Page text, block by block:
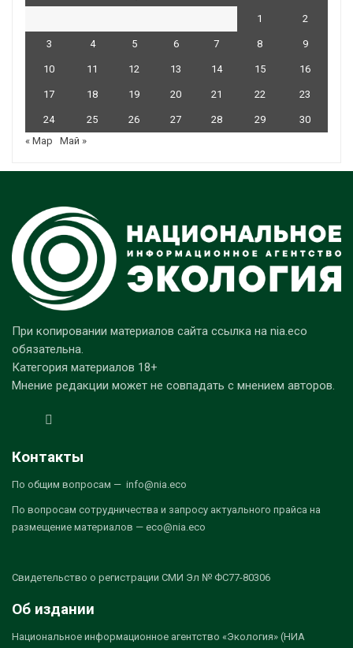
1 2
3 4 5 6 7 8 9
10 11 12 13 14 15 16
17 18 19 20 21 22 23
24 25 26 27 28 29
30
« Мар
Май »
При копировании материалов сайта ссылка на nia.eco
обязательна.
Категория материалов 18+
Мнение редакции может не совпадать с мнением авторов.
Контакты
По общим вопросам — info@nia.eco
По вопросам сотрудничества и запросу актуального прайса на
размещение материалов — eco@nia.eco
Свидетельство о регистрации СМИ Эл № ФС77-80306
Об издании
Национальное информационное агентство «Экология» (НИА